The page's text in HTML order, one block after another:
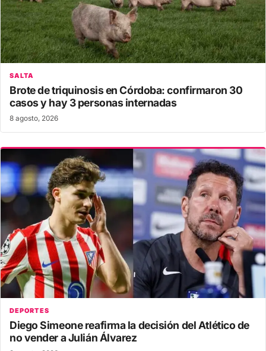
SALTA
Brote de triquinosis en Córdoba: confirmaron 30
casos y hay 3 personas internadas
8 agosto, 2026
DEPORTES
Diego Simeone reafirma la decisión del Atlético de
no vender a Julián Álvarez